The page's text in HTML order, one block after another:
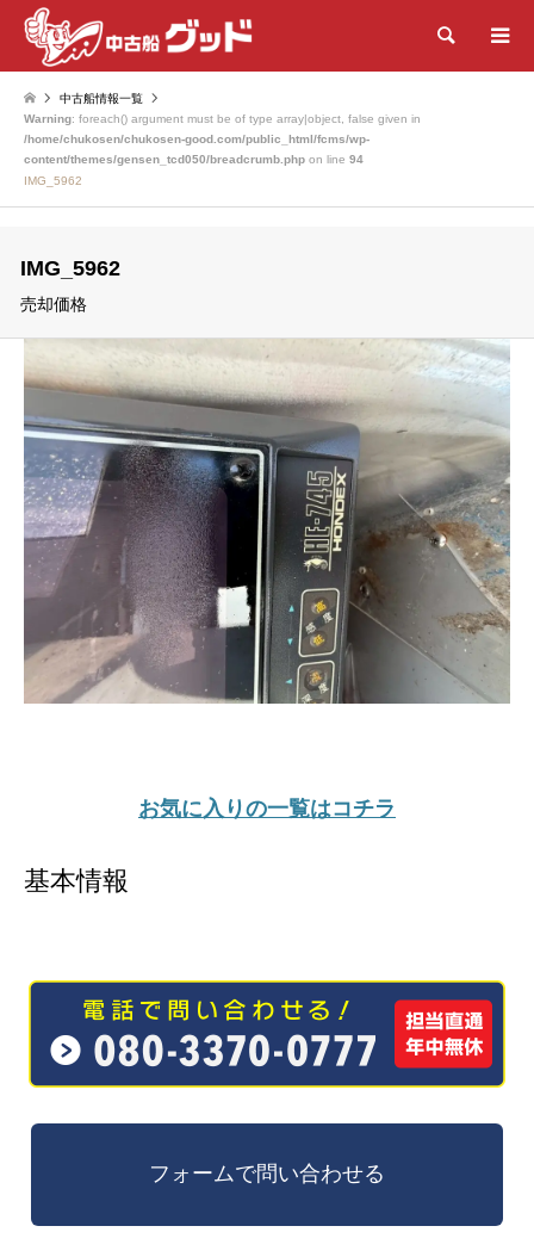
検索
中古船情報一覧
Warning: foreach() argument must be of type array|object, false given in
/home/chukosen/chukosen-good.com/public_html/fcms/wp-
content/themes/gensen_tcd050/breadcrumb.php on line 94
IMG_5962
IMG_5962
売却価格
お気に入りの一覧はコチラ
基本情報